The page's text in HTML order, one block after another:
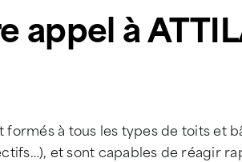
appel à
à tous les types de toits et
et sont capables de réagir